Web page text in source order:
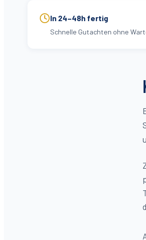
In 24–48h fertig
Schnelle Gutachten ohne